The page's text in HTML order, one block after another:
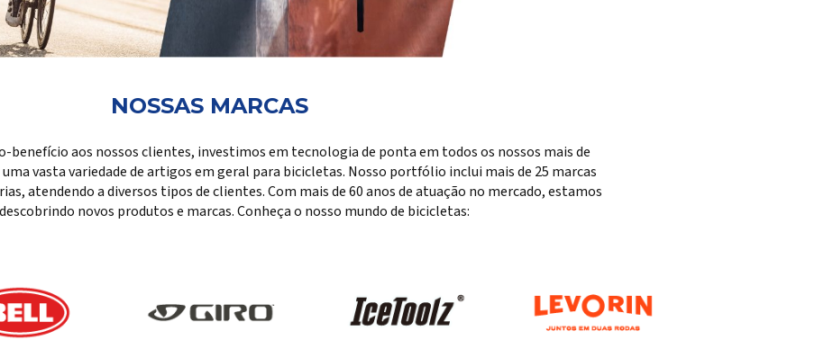
NOSSAS MARCAS
benefício aos nossos clientes, investimos em tecnologia de ponta em todos os nossos mais de
vasta variedade de artigos em geral para bicicletas. Nosso portfólio inclui mais de 25 marcas
atendendo a diversos tipos de clientes. Com mais de 60 anos de atuação no mercado, estamos
novos produtos e marcas. Conheça o nosso mundo de bicicletas: